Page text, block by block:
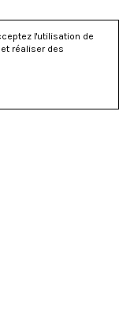
l'utilisation de
réaliser des